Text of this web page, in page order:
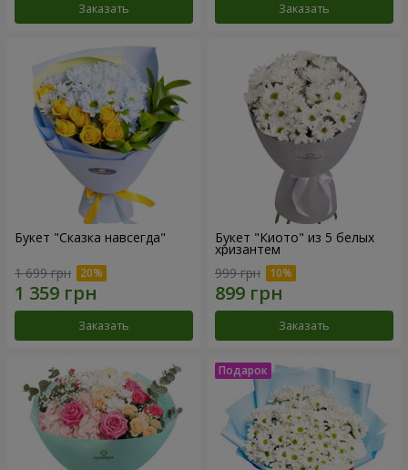
Заказать Заказать
Букет "Сказка навсегда"
1 699 грн
Заказать
Букет "Киото" из 5 белых
хризантем
999 грн
Заказать